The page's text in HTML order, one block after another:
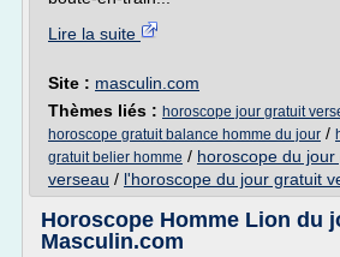
Lire la suite
Site : masculin.com
Thèmes liés : horoscope jour gratuit
horoscope gratuit balance homme du jour /
gratuit belier homme / horoscope du
verseau / l'horoscope du jour gratuit
Horoscope Homme Lion du
Masculin.com